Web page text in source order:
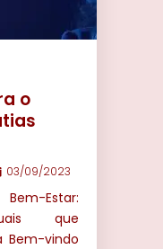
o
03/09/2023
Estar:
que
Bem-vindo